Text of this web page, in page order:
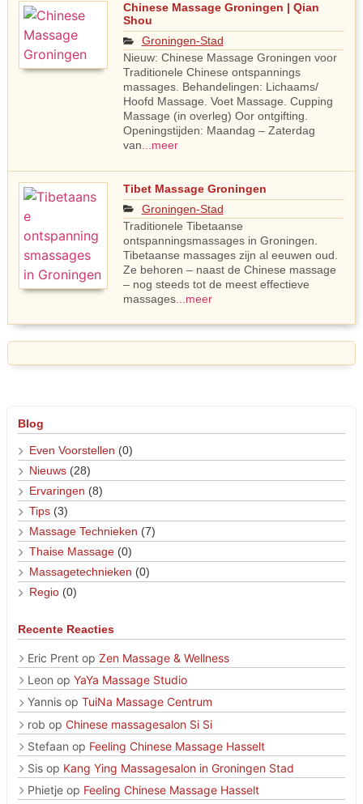
Chinese Massage Groningen | Qian
Shou
Groningen-Stad
Nieuw: Chinese Massage Groningen voor
Traditionele Chinese ontspannings
massages. Behandelingen: Lichaams/
Hoofd Massage. Voet Massage. Cupping
Massage (in overleg) Oor ontgifting.
Openingstijden: Maandag – Zaterdag
van ...meer
Tibet Massage Groningen
Groningen-Stad
Traditionele Tibetaanse
ontspanningsmassages in Groningen.
Tibetaanse massages zijn al eeuwen oud.
Ze behoren – naast de Chinese massage
– nog steeds tot de meest effectieve
massages...meer
Blog
Even Voorstellen (0)
Nieuws (28)
Ervaringen (8)
Tips (3)
Massage Technieken (7)
Thaise Massage (0)
Massagetechnieken (0)
Regio (0)
Recente Reacties
Eric Prent op Zen Massage & Wellness
Leon op YaYa Massage Studio
Yannis op TuiNa Massage Centrum
rob op Chinese massagesalon Si Si
Stefaan op Feeling Chinese Massage Hasselt
Sis op Kang Ying Massagesalon in Groningen Stad
Phietje op Feeling Chinese Massage Hasselt